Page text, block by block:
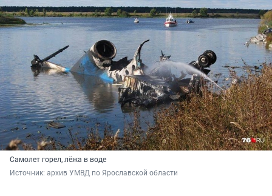
Самолет горел, лёжа в воде
Источник: архив УМВД по Ярославской области